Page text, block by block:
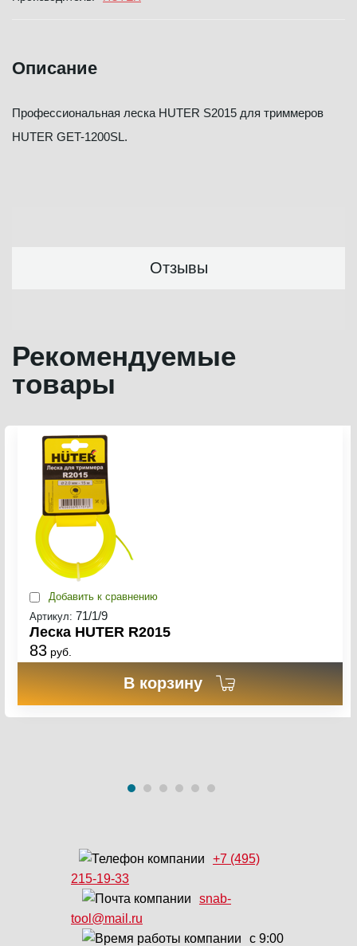
Описание
Профессиональная леска HUTER S2015 для триммеров
HUTER GET-1200SL.
Отзывы
Рекомендуемые
товары
Добавить к сравнению
Артикул: 71/1/9
Леска HUTER R2015
83 руб.
В корзину
+7 (495)
215-19-33
snab-
tool@mail.ru
с 9:00